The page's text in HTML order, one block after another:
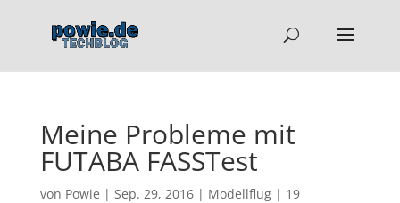
Meine Probleme mit
FUTABA FASSTest
von Powie | Sep. 29, 2016| Modellflug| 19